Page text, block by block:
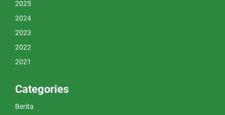
2025
2024
2023
2022
2021
Categories
Berita